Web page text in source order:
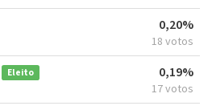
0,20%
18 votos
Eleito 0,19%
17 votos